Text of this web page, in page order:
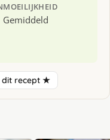
MOEILIJKHEID
Gemiddeld
dit recept ★